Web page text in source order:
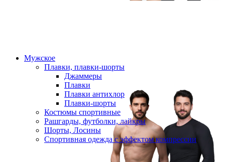
Мужское
Плавки, плавки-шорты
Джаммеры
Плавки
Плавки антихлор
Плавки-шорты
Костюмы спортивные
Рашгарды, футболки, лайкры
Шорты, Лосины
Спортивная одежда с эффектом компрессии